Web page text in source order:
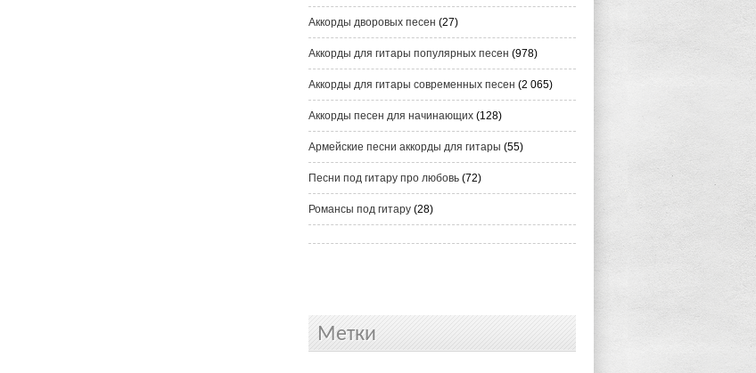
Аккорды дворовых песен (27)
Аккорды для гитары популярных песен (978)
Аккорды для гитары современных песен (2 065)
Аккорды песен для начинающих (128)
Армейские песни аккорды для гитары (55)
Песни под гитару про любовь (72)
Романсы под гитару (28)
Метки